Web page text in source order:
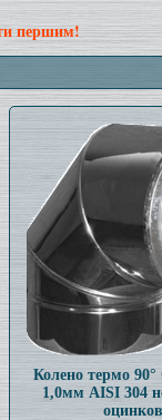
першим!
Колено термо
1,0мм AISI 304